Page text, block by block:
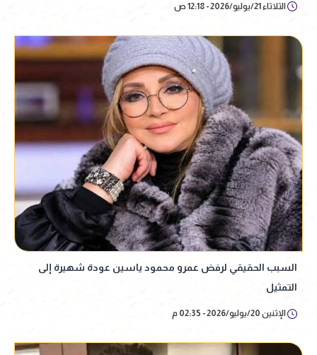
الثلاثاء 21/يوليو/2026 - 12:18 ص
السبب الحقيقي لرفض عمرو محمود ياسين عودة شهيرة إلى
التمثيل
الإثنين 20/يوليو/2026 - 02:35 م